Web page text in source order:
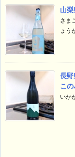
山
さま
ょう
長
こ
いか